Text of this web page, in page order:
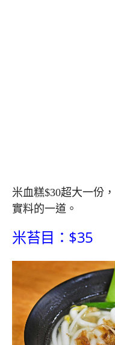
米血糕$30超大一份
實料的一道。
米苔目：$35